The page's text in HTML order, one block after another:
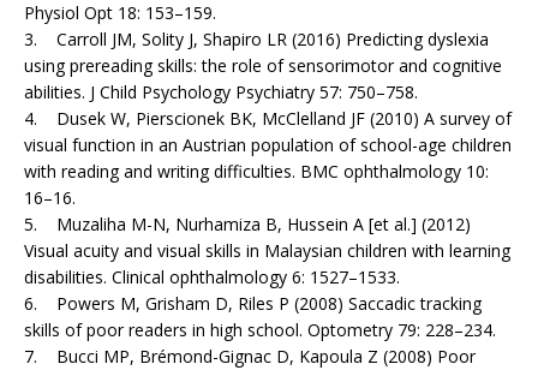
Physiol Opt 18: 153–159.
3. Carroll JM, Solity J, Shapiro LR (2016) Predicting dyslexia
using prereading skills: the role of sensorimotor and cognitive
abilities. J Child Psychology Psychiatry 57: 750–758.
4. Dusek W, Pierscionek BK, McClelland JF (2010) A survey of
visual function in an Austrian population of school-age children
with reading and writing difficulties. BMC ophthalmology 10:
16–16.
5. Muzaliha M-N, Nurhamiza B, Hussein A [et al.] (2012)
Visual acuity and visual skills in Malaysian children with learning
disabilities. Clinical ophthalmology 6: 1527–1533.
6. Powers M, Grisham D, Riles P (2008) Saccadic tracking
skills of poor readers in high school. Optometry 79: 228–234.
7. Bucci MP, Brémond-Gignac D, Kapoula Z (2008) Poor